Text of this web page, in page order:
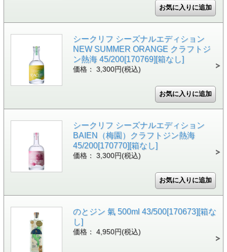
シークリフ シーズナルエディション
NEW SUMMER ORANGE クラフトジ
ン熱海 45/200[170769][箱なし]
価格： 3,300円(税込)
シークリフ シーズナルエディション
BAIEN（梅園）クラフトジン熱海
45/200[170770][箱なし]
価格： 3,300円(税込)
のとジン 氣 500ml 43/500[170673][箱な
し]
価格： 4,950円(税込)